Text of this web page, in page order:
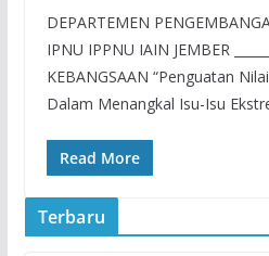
DEPARTEMEN
IPNU IPPNU IAIN JEMBER
KEBANGSAAN “Penguatan
Dalam Menangkal Isu-Isu
Read More
Terbaru